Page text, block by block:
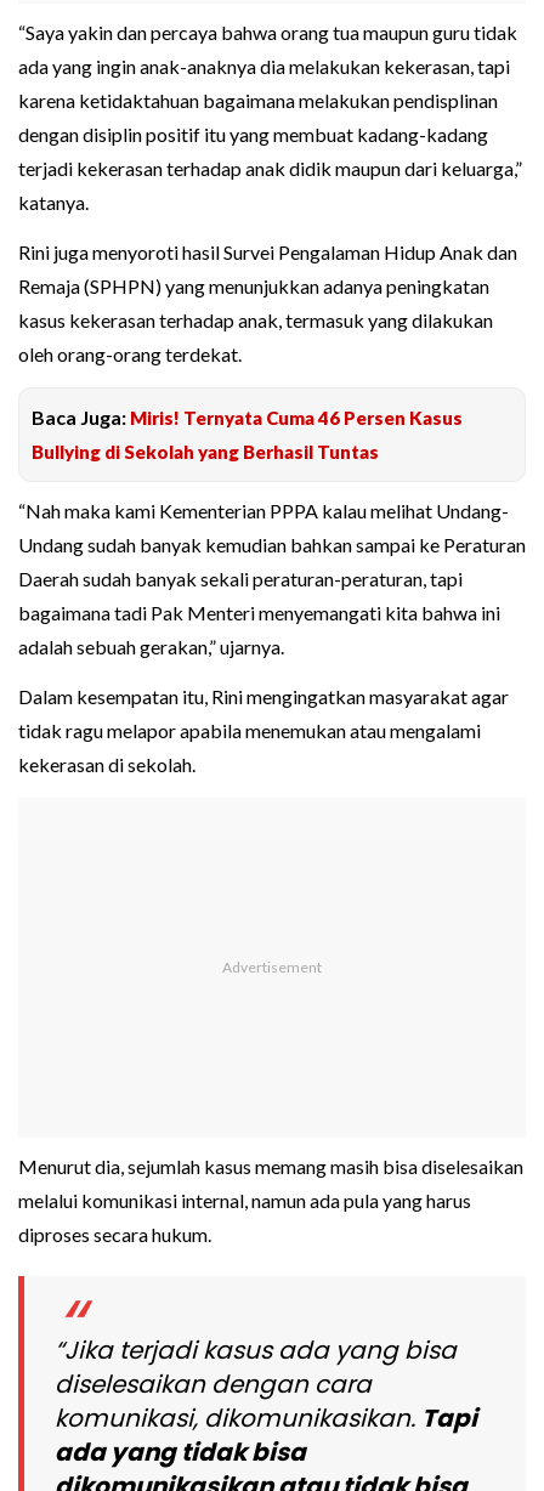
“Saya yakin dan percaya bahwa orang tua maupun guru tidak
ada yang ingin anak-anaknya dia melakukan kekerasan, tapi
karena ketidaktahuan bagaimana melakukan pendisplinan
dengan disiplin positif itu yang membuat kadang-kadang
terjadi kekerasan terhadap anak didik maupun dari keluarga,”
katanya.
Rini juga menyoroti hasil Survei Pengalaman Hidup Anak dan
Remaja (SPHPN) yang menunjukkan adanya peningkatan
kasus kekerasan terhadap anak, termasuk yang dilakukan
oleh orang-orang terdekat.
Baca Juga: Miris! Ternyata Cuma 46 Persen Kasus
Bullying di Sekolah yang Berhasil Tuntas
“Nah maka kami Kementerian PPPA kalau melihat Undang-
Undang sudah banyak kemudian bahkan sampai ke Peraturan
Daerah sudah banyak sekali peraturan-peraturan, tapi
bagaimana tadi Pak Menteri menyemangati kita bahwa ini
adalah sebuah gerakan,” ujarnya.
Dalam kesempatan itu, Rini mengingatkan masyarakat agar
tidak ragu melapor apabila menemukan atau mengalami
kekerasan di sekolah.
Menurut dia, sejumlah kasus memang masih bisa diselesaikan
melalui komunikasi internal, namun ada pula yang harus
diproses secara hukum.
“Jika terjadi kasus ada yang bisa
diselesaikan dengan cara
komunikasi, dikomunikasikan. Tapi
ada yang tidak bisa